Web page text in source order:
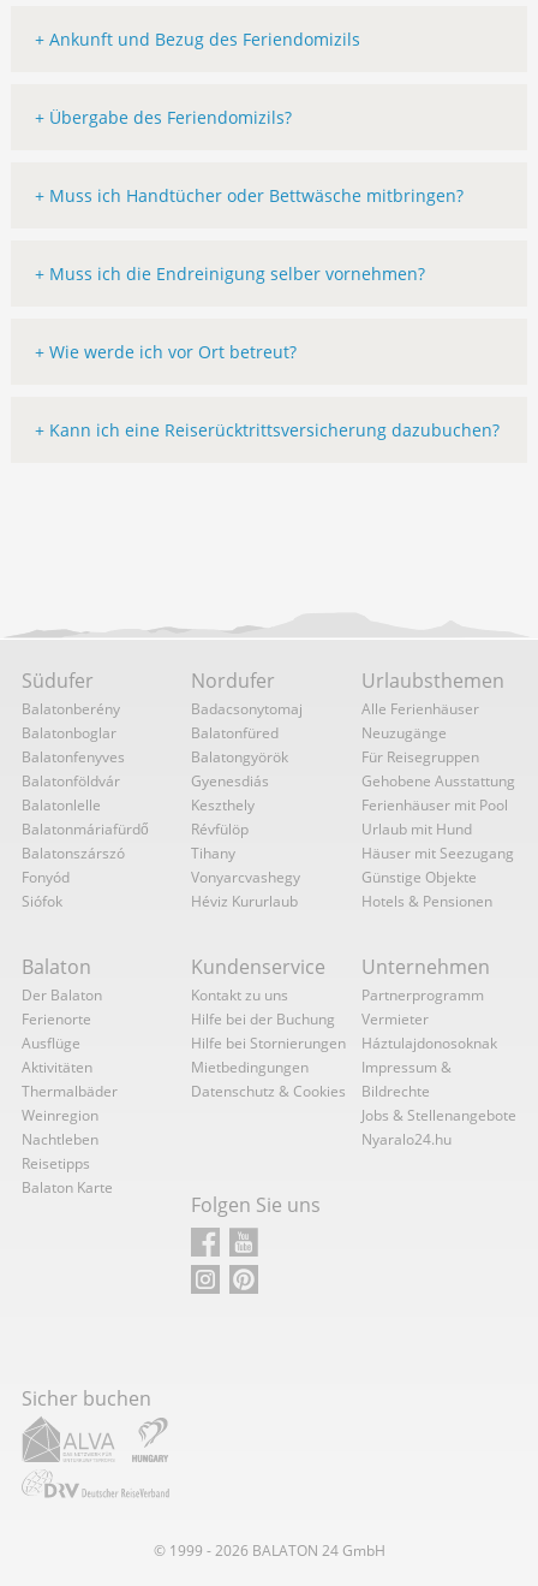
+ Ankunft und Bezug des Feriendomizils
+ Übergabe des Feriendomizils?
+ Muss ich Handtücher oder Bettwäsche mitbringen?
+ Muss ich die Endreinigung selber vornehmen?
+ Wie werde ich vor Ort betreut?
+ Kann ich eine Reiserücktrittsversicherung dazubuchen?
Südufer
Balatonberény
Balatonboglar
Balatonfenyves
Balatonföldvár
Balatonlelle
Balatonmáriafürdő
Balatonszárszó
Fonyód
Siófok
Nordufer
Badacsonytomaj
Balatonfüred
Balatongyörök
Gyenesdiás
Keszthely
Révfülöp
Tihany
Vonyarcvashegy
Héviz Kururlaub
Urlaubsthemen
Alle Ferienhäuser
Neuzugänge
Für Reisegruppen
Gehobene Ausstattung
Ferienhäuser mit Pool
Urlaub mit Hund
Häuser mit Seezugang
Günstige Objekte
Hotels & Pensionen
Balaton
Der Balaton
Ferienorte
Ausflüge
Aktivitäten
Thermalbäder
Weinregion
Nachtleben
Reisetipps
Balaton Karte
Kundenservice
Kontakt zu uns
Hilfe bei der Buchung
Hilfe bei Stornierungen
Mietbedingungen
Datenschutz & Cookies
Unternehmen
Partnerprogramm
Vermieter
Háztulajdonosoknak
Impressum &
Bildrechte
Jobs & Stellenangebote
Nyaralo24.hu
Folgen Sie uns
Sicher buchen
© 1999 - 2026 BALATON 24 GmbH